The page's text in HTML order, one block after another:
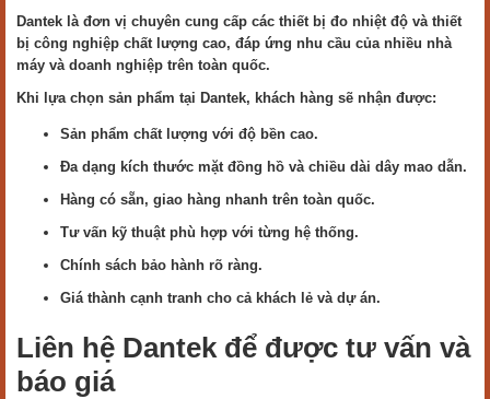
Dantek là đơn vị chuyên cung cấp các thiết bị đo nhiệt độ và thiết
bị công nghiệp chất lượng cao, đáp ứng nhu cầu của nhiều nhà
máy và doanh nghiệp trên toàn quốc.
Khi lựa chọn sản phẩm tại Dantek, khách hàng sẽ nhận được:
Sản phẩm chất lượng với độ bền cao.
Đa dạng kích thước mặt đồng hồ và chiều dài dây mao dẫn.
Hàng có sẵn, giao hàng nhanh trên toàn quốc.
Tư vấn kỹ thuật phù hợp với từng hệ thống.
Chính sách bảo hành rõ ràng.
Giá thành cạnh tranh cho cả khách lẻ và dự án.
Liên hệ Dantek để được tư vấn và
báo giá